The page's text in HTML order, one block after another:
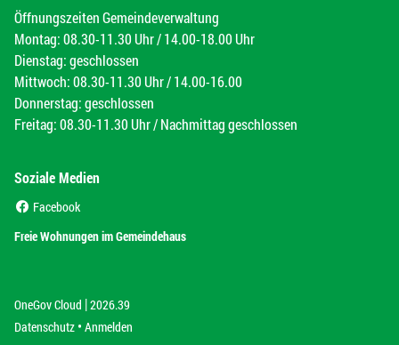
Öffnungszeiten Gemeindeverwaltung
Montag: 08.30-11.30 Uhr / 14.00-18.00 Uhr
Dienstag: geschlossen
Mittwoch: 08.30-11.30 Uhr / 14.00-16.00
Donnerstag: geschlossen
Freitag: 08.30-11.30 Uhr / Nachmittag geschlossen
Soziale Medien
Facebook
Freie Wohnungen im Gemeindehaus
OneGov Cloud (External Link)
|2026.39
Datenschutz (External Link)
Anmelden